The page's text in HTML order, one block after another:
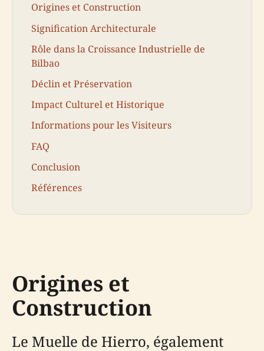
Origines et Construction
Signification Architecturale
Rôle dans la Croissance Industrielle de
Bilbao
Déclin et Préservation
Impact Culturel et Historique
Informations pour les Visiteurs
FAQ
Conclusion
Références
Origines et
Construction
Le Muelle de Hierro, également